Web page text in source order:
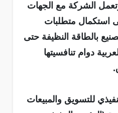
وتعمل الشركة مع الجهات
استكمال متطلبات
بالطاقة النظيفة حتى
دوام تنافسيتها
للتسويق والمبيعات